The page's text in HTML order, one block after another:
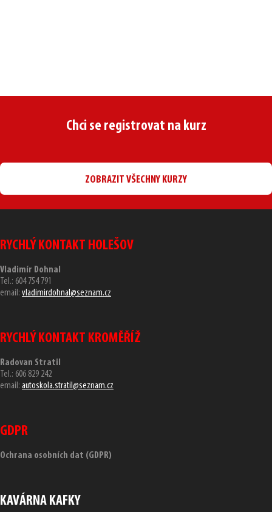
Chci se registrovat na kurz
ZOBRAZIT VŠECHNY KURZY
RYCHLÝ KONTAKT HOLEŠOV
Vladimír Dohnal
Tel.: 604 754 791
email: vladimirdohnal@seznam.cz
RYCHLÝ KONTAKT KROMĚŘÍŽ
Radovan Stratil
Tel.: 606 829 242
email: autoskola.stratil@seznam.cz
GDPR
Ochrana osobních dat (GDPR)
KAVÁRNA KAFKY